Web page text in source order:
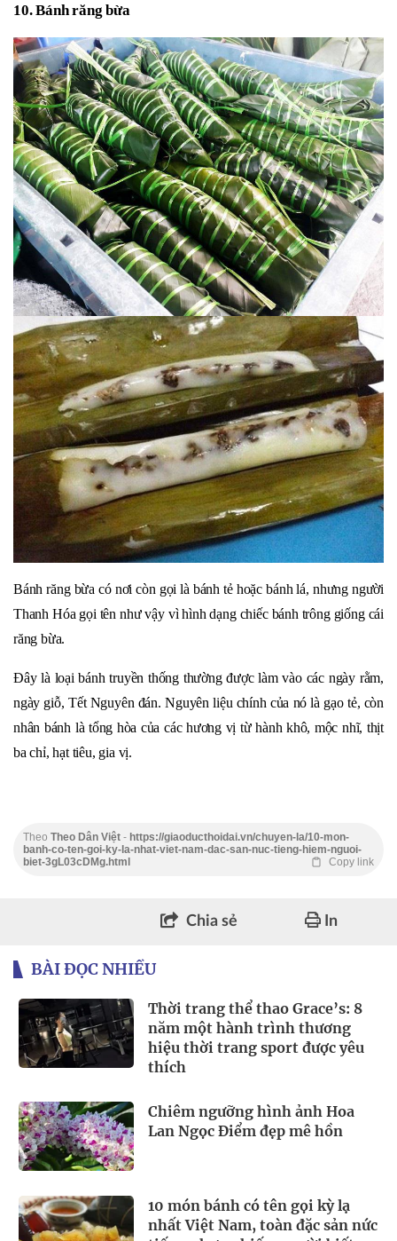
10. Bánh răng bừa
Bánh răng bừa có nơi còn gọi là bánh tẻ hoặc bánh lá, nhưng người
Thanh Hóa gọi tên như vậy vì hình dạng chiếc bánh trông giống cái
răng bừa.
Đây là loại bánh truyền thống thường được làm vào các ngày rằm,
ngày giỗ, Tết Nguyên đán. Nguyên liệu chính của nó là gạo tẻ, còn
nhân bánh là tổng hòa của các hương vị từ hành khô, mộc nhĩ, thịt
ba chỉ, hạt tiêu, gia vị.
Theo Theo Dân Việt - https://giaoducthoidai.vn/chuyen-la/10-mon-
banh-co-ten-goi-ky-la-nhat-viet-nam-dac-san-nuc-tieng-hiem-nguoi-
biet-3gL03cDMg.html
Copy link
Chia sẻ In
BÀI ĐỌC NHIỀU
Thời trang thể thao Grace’s: 8
năm một hành trình thương
hiệu thời trang sport được yêu
thích
Chiêm ngưỡng hình ảnh Hoa
Lan Ngọc Điểm đẹp mê hồn
10 món bánh có tên gọi kỳ lạ
nhất Việt Nam, toàn đặc sản nức